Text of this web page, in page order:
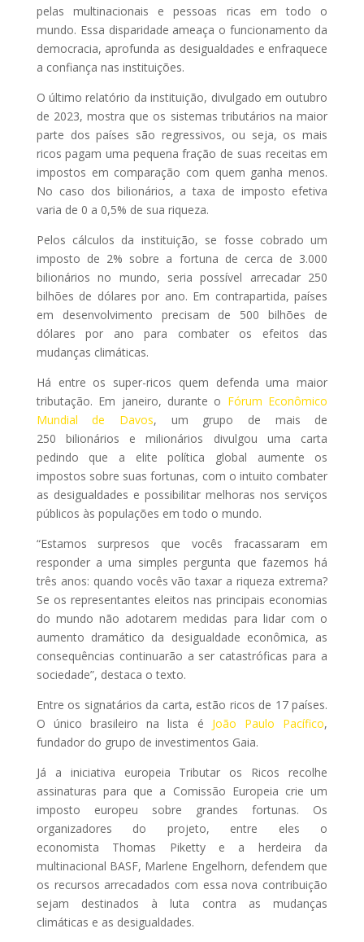
pelas multinacionais e pessoas ricas em todo o
mundo. Essa disparidade ameaça o funcionamento da
democracia, aprofunda as desigualdades e enfraquece
a confiança nas instituições.
O último relatório da instituição, divulgado em outubro
de 2023, mostra que os sistemas tributários na maior
parte dos países são regressivos, ou seja, os mais
ricos pagam uma pequena fração de suas receitas em
impostos em comparação com quem ganha menos.
No caso dos bilionários, a taxa de imposto efetiva
varia de 0 a 0,5% de sua riqueza.
Pelos cálculos da instituição, se fosse cobrado um
imposto de 2% sobre a fortuna de cerca de 3.000
bilionários no mundo, seria possível arrecadar 250
bilhões de dólares por ano. Em contrapartida, países
em desenvolvimento precisam de 500 bilhões de
dólares por ano para combater os efeitos das
mudanças climáticas.
Há entre os super-ricos quem defenda uma maior
tributação. Em janeiro, durante o Fórum Econômico
Mundial de Davos, um grupo de mais de
250 bilionários e milionários divulgou uma carta
pedindo que a elite política global aumente os
impostos sobre suas fortunas, com o intuito combater
as desigualdades e possibilitar melhoras nos serviços
públicos às populações em todo o mundo.
“Estamos surpresos que vocês fracassaram em
responder a uma simples pergunta que fazemos há
três anos: quando vocês vão taxar a riqueza extrema?
Se os representantes eleitos nas principais economias
do mundo não adotarem medidas para lidar com o
aumento dramático da desigualdade econômica, as
consequências continuarão a ser catastróficas para a
sociedade”, destaca o texto.
Entre os signatários da carta, estão ricos de 17 países.
O único brasileiro na lista é João Paulo Pacífico,
fundador do grupo de investimentos Gaia.
Já a iniciativa europeia Tributar os Ricos recolhe
assinaturas para que a Comissão Europeia crie um
imposto europeu sobre grandes fortunas. Os
organizadores do projeto, entre eles o
economista Thomas Piketty e a herdeira da
multinacional BASF, Marlene Engelhorn, defendem que
os recursos arrecadados com essa nova contribuição
sejam destinados à luta contra as mudanças
climáticas e as desigualdades.